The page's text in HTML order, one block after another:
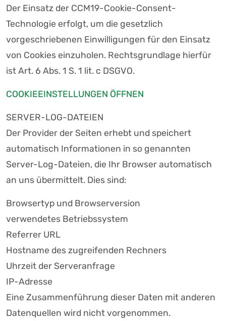
Der Einsatz der CCM19-Cookie-Consent-
Technologie erfolgt, um die gesetzlich
vorgeschriebenen Einwilligungen für den Einsatz
von Cookies einzuholen. Rechtsgrundlage hierfür
ist Art. 6 Abs. 1 S. 1 lit. c DSGVO.
COOKIEEINSTELLUNGEN ÖFFNEN
SERVER-LOG-DATEIEN
Der Provider der Seiten erhebt und speichert
automatisch Informationen in so genannten
Server-Log-Dateien, die Ihr Browser automatisch
an uns übermittelt. Dies sind:
Browsertyp und Browserversion
verwendetes Betriebssystem
Referrer URL
Hostname des zugreifenden Rechners
Uhrzeit der Serveranfrage
IP-Adresse
Eine Zusammenführung dieser Daten mit anderen
Datenquellen wird nicht vorgenommen.